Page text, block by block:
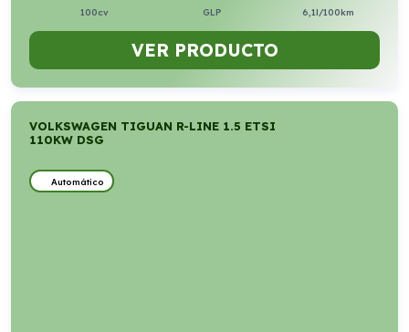
100cv GLP 6,1l/100km
VER PRODUCTO
VOLKSWAGEN TIGUAN R-LINE 1.5 ETSI
110KW DSG
Automático